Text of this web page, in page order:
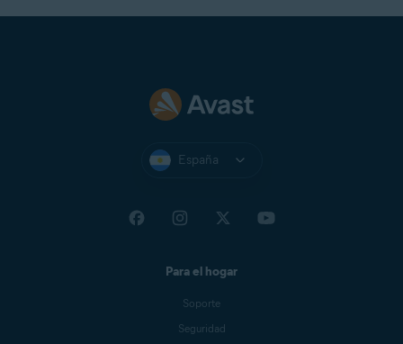
España
Para el hogar
Soporte
Seguridad